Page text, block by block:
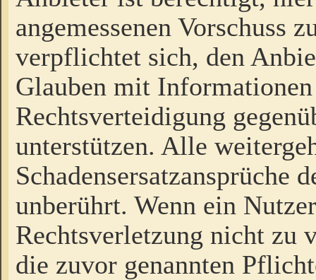
angemessenen Vorschuss
verpflichtet sich, den
Glauben mit
Rechtsverteidigung
unterstützen. Alle
Schadensersatzansprüche
unberührt. Wenn ein
Rechtsverletzung nicht zu
die zuvor genannten